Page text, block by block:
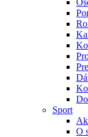
Sport
O